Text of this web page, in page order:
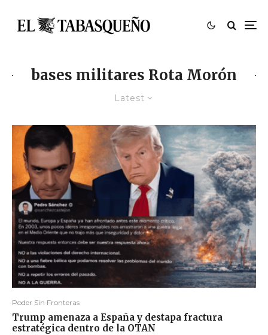
bases militares Rota Morón
Latest
Poder Sin Fronteras
Trump amenaza a España y destapa fractura
estratégica dentro de la OTAN